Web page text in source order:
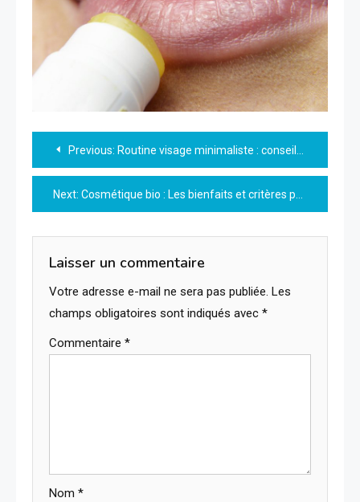
Navigation
de
l’article
Previous: Routine visage minimaliste : conseils essentiels pour une peau saine et éclatante
Next: Cosmétique bio : Les bienfaits et critères pour choisir des produits naturels efficaces
Laisser un commentaire
Votre adresse e-mail ne sera pas publiée. Les
champs obligatoires sont indiqués avec *
Commentaire *
Nom *